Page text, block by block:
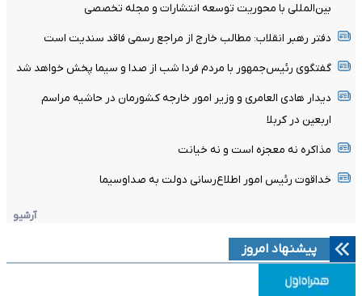
بین‌المللی با محوریت توسعه انتشارات و مجله تخصصی
دفتر رهبر انقلاب: مطالب خارج از مراجع رسمی فاقد سندیت است
گفتگوی رئیس‌جمهور با مردم فردا شب از صدا و سیما پخش خواهد شد
دیدار هادی العامری و وزیر امور خارجه کشورمان در حاشیه مراسم
اربعین در کربلا
مذاکره نه معجزه است و نه خیانت
خداقوت رئیس امور اطلاع‌رسانی دولت به صداوسیما
آرشیو
پیشنهاد امروز